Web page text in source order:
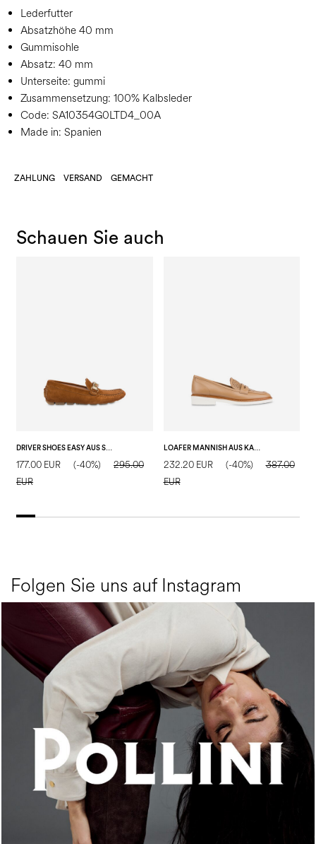
Lederfutter
Absatzhöhe 40 mm
Gummisohle
Absatz: 40 mm
Unterseite: gummi
Zusammensetzung: 100% Kalbsleder
Code: SA10354G0LTD4_00A
Made in: Spanien
ZAHLUNG VERSAND GEMACHT
Schauen Sie auch
DRIVER SHOES EASY AUS SPALTLEDER
177.00 EUR (-40%)
295.00
EUR
LOAFER MANNISH AUS KALBSLEDER
232.20 EUR (-40%)
387.00
EUR
Folgen Sie uns auf Instagram
An ode to the house’s vibrant Italian roots, the new...